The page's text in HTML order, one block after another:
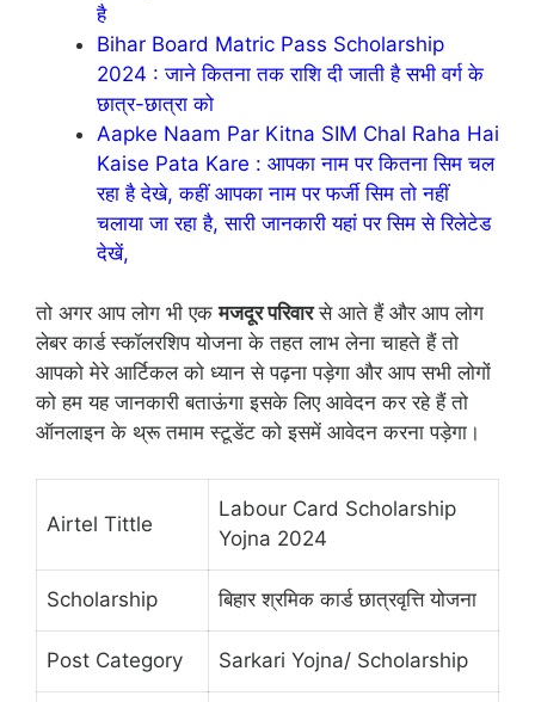
है
Bihar Board Matric Pass Scholarship
2024 : जाने कितना तक राशि दी जाती है सभी वर्ग के
छात्र-छात्रा को
Aapke Naam Par Kitna SIM Chal Raha Hai
Kaise Pata Kare : आपका नाम पर कितना सिम चल
रहा है देखे, कहीं आपका नाम पर फर्जी सिम तो नहीं
चलाया जा रहा है, सारी जानकारी यहां पर सिम से रिलेटेड
देखें,
तो अगर आप लोग भी एकमजदूर परिवारसे आते हैं और आप लोग
लेबर कार्ड स्कॉलरशिप योजना के तहत लाभ लेना चाहते हैं तो
आपको मेरे आर्टिकल को ध्यान से पढ़ना पड़ेगा और आप सभी लोगों
को हम यह जानकारी बताऊंगा इसके लिए आवेदन कर रहे हैं तो
ऑनलाइन के थ्रू तमाम स्टूडेंट को इसमें आवेदन करना पड़ेगा।
Airtel Tittle
Labour Card Scholarship
Yojna 2024
Scholarship बिहार श्रमिक कार्ड छात्रवृत्ति योजना
Post Category Sarkari Yojna/ Scholarship